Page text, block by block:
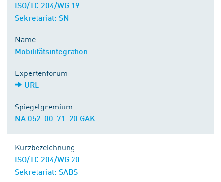
ISO/TC 204/WG 19
Sekretariat: SN
Name
Mobilitätsintegration
Expertenforum
URL
Spiegelgremium
NA 052-00-71-20 GAK
Kurzbezeichnung
ISO/TC 204/WG 20
Sekretariat: SABS